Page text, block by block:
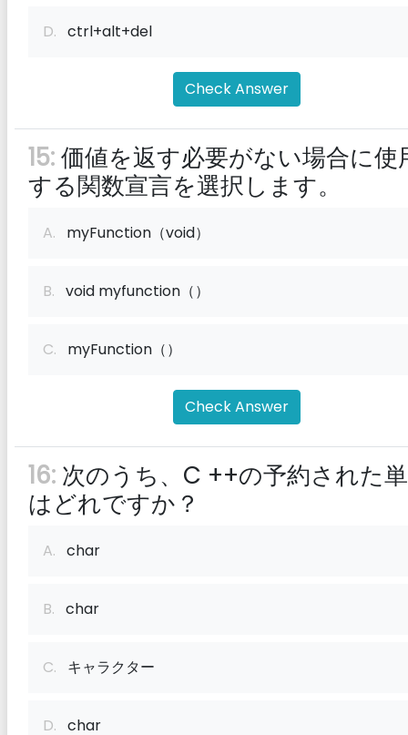
D. ctrl+alt+del
Check Answer
15:価値を返す必要がない場合に使
する関数宣言を選択します。
A. myFunction（void）
B. void myfunction（）
C. myFunction（）
Check Answer
16: 次のうち、C ++の予約された
はどれですか？
A. char
B. char
C. キャラクター
D. char